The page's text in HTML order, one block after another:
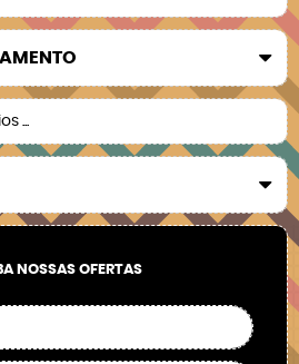
...
NOSSAS OFERTAS